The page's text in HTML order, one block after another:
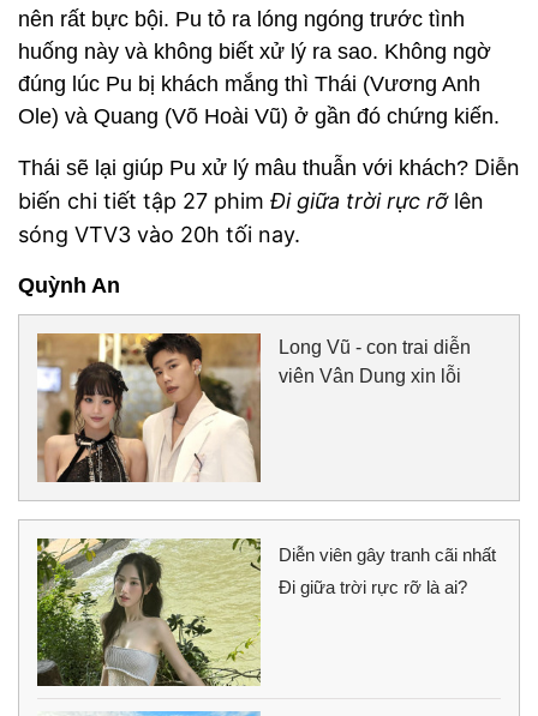
nên rất bực bội. Pu tỏ ra lóng ngóng trước tình
huống này và không biết xử lý ra sao. Không ngờ
đúng lúc Pu bị khách mắng thì Thái (Vương Anh
Ole) và Quang (Võ Hoài Vũ) ở gần đó chứng kiến.
Thái sẽ lại giúp Pu xử lý mâu thuẫn với khách? Diễn
biến chi tiết tập 27 phim Đi giữa trời rực rỡlên
sóng VTV3 vào 20h tối nay.
Quỳnh An
Long Vũ - con trai diễn
viên Vân Dung xin lỗi
Diễn viên gây tranh cãi nhất
Đi giữa trời rực rỡ là ai?